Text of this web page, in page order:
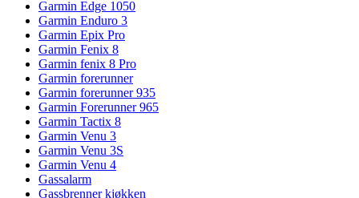
Garmin Edge 1050
Garmin Enduro 3
Garmin Epix Pro
Garmin Fenix 8
Garmin fenix 8 Pro
Garmin forerunner
Garmin forerunner 935
Garmin Forerunner 965
Garmin Tactix 8
Garmin Venu 3
Garmin Venu 3S
Garmin Venu 4
Gassalarm
Gassbrenner kjøkken